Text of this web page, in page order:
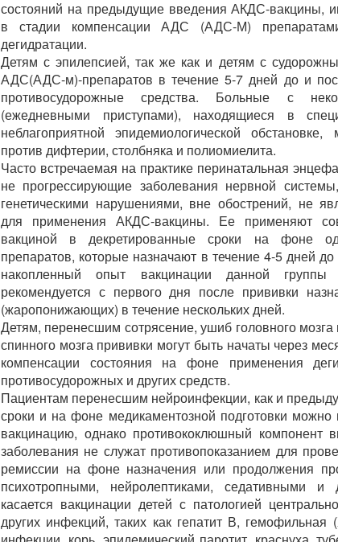
состояний на предыдущие введения АКДС-вакцины,
в стадии компенсации АДС (АДС-М)
дегидратации.
Детям с эпилепсией, так же как и детям с
АДС(АДС-м)-препаратов в течение 5-7 дней до и
противосудорожные средства. Больные с
(ежедневными приступами), находящиеся в
неблагоприятной эпидемиологической
против дифтерии, столбняка и полиомиелита.
Часто встречаемая на практике перинатальная
не прогрессирующие заболевания нервной
генетическими нарушениями, вне обострений, не
для применения АКДС-вакцины. Ее применяют
вакциной в декретированные сроки на фоне
препаратов, которые назначают в течение 4-5 дней
накопленный опыт вакцинации данной группы
рекомендуется с первого дня после прививки
(жаропонижающих) в течение нескольких дней.
Детям, перенесшим сотрясение, ушиб головного мозга
спинного мозга прививки могут быть начаты через
компенсации состояния на фоне применения
противосудорожных и других средств.
Пациентам перенесшим нейроинфекции, как и
сроки и на фоне медикаментозной подготовки можно
вакцинацию, однако противококлюшный компонент
заболевания не служат противопоказанием для
ремиссии на фоне назначения или продолжения
психотропными, нейролептиками, седативными и
касается вакцинации детей с патологией
других инфекций, таких как гепатит В,